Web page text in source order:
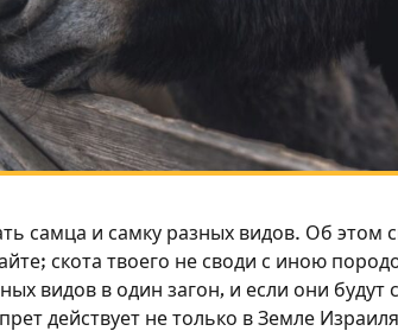
самца и самку разных видов. Об этом
скота твоего не своди с иною
видов в один загон, и если они будут
действует не только в Земле